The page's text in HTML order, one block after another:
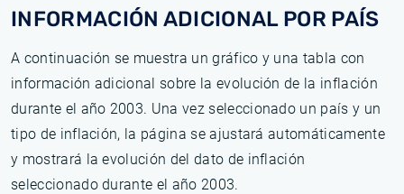
INFORMACIÓN ADICIONAL POR PAÍS
A continuación se muestra un gráfico y una tabla con
información adicional sobre la evolución de la inflación
durante el año 2003. Una vez seleccionado un país y un
tipo de inflación, la página se ajustará automáticamente
y mostrará la evolución del dato de inflación
seleccionado durante el año 2003.